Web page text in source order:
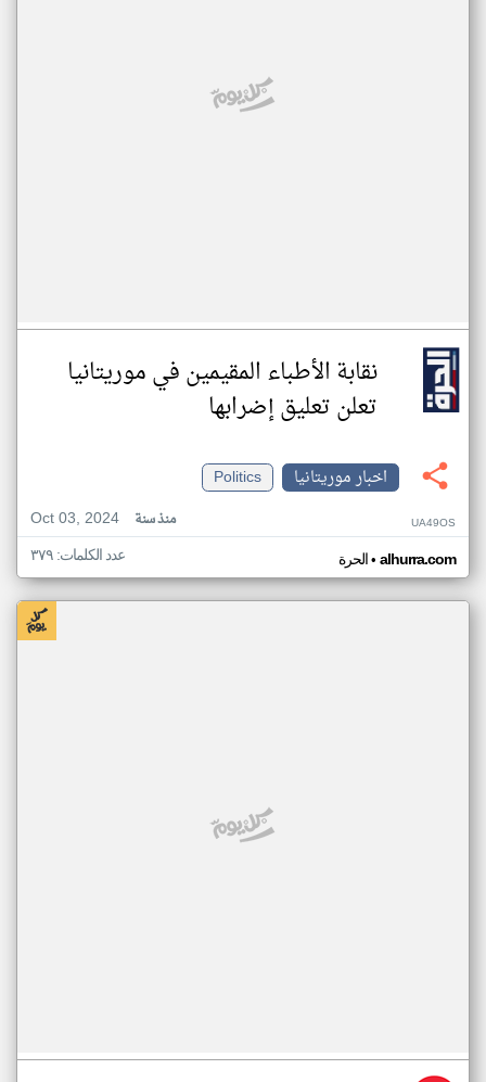
نقابة الأطباء المقيمين في موريتانيا
تعلن تعليق إضرابها
اخبار موريتانيا
Politics
Oct 03, 2024
منذ سنة UA49OS
الحرة• alhurra.com عدد الكلمات: ٣٧٩